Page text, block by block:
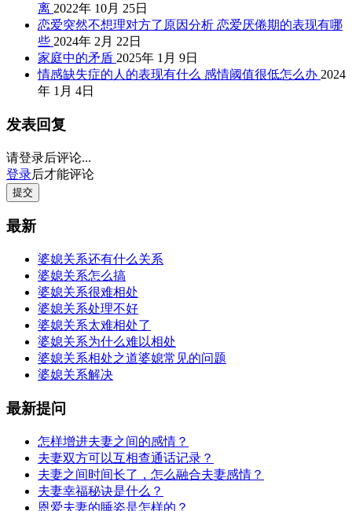
离 2022年 10月 25日
恋爱突然不想理对方了原因分析 恋爱厌倦期的表现有哪
些 2024年 2月 22日
家庭中的矛盾 2025年 1月 9日
情感缺失症的人的表现有什么 感情阈值很低怎么办 2024
年 1月 4日
发表回复
请登录后评论...
登录后才能评论
提交
最新
婆媳关系还有什么关系
婆媳关系怎么搞
婆媳关系很难相处
婆媳关系处理不好
婆媳关系太难相处了
婆媳关系为什么难以相处
婆媳关系相处之道婆媳常见的问题
婆媳关系解决
最新提问
怎样增进夫妻之间的感情？
夫妻双方可以互相查通话记录？
夫妻之间时间长了，怎么融合夫妻感情？
夫妻幸福秘诀是什么？
恩爱夫妻的睡姿是怎样的？